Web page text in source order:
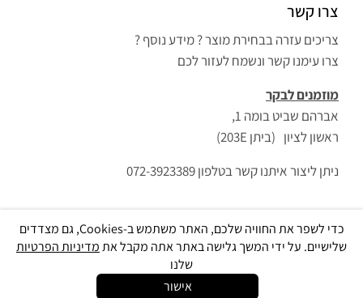
חליפת קראטה
ציוד אירובי וכושר
שק איגרוף מקצועי
ציוד איגרוף
ציוד איגרוף תאילנדי
וסט משקולות
מוט משקולות
משקולת קטלבלס
חנות ספורט בראשון לציון
אפשרויות משלוח ותשלום
הצהרת נגישות
מאמנים – שיתוף פעולה
צור קשר
שליחת ביקורת
צרו קשר
צריכים עזרה בבחירת מוצר ? מידע נוסף ?
צרו עימנו קשר ונשמח לעזור לכם
מוזמנים לבקר
אברהם שביט בומה 1,
ראשון לציון (ביתן 203E)
ניתן ליצור איתנו קשר בטלפון 072-3923389
© כל הזכויות שמורות 2025 Built By
כדי לשפר את החוויה שלכם, האתר משתמש ב-Cookies, גם מצדדים
שלישיים. על ידי המשך גלישה באתר אתה מקבל אתמדיניות הפרטיות
שלנו
אישור
צ׳אט אונליין